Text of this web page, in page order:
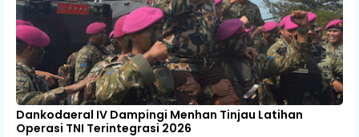
Dankodaeral IV Dampingi Menhan Tinjau Latihan
Operasi TNI Terintegrasi 2026